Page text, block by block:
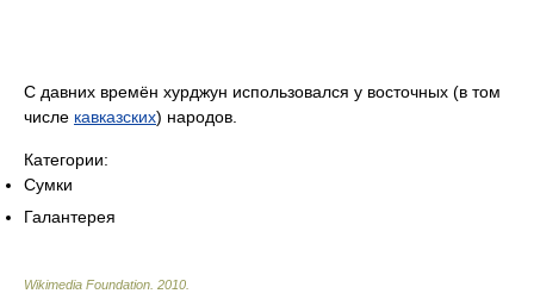
С давних времён хурджун использовался у восточных (в том
числе кавказских) народов.
Категории:
Сумки
Галантерея
Wikimedia Foundation 2010